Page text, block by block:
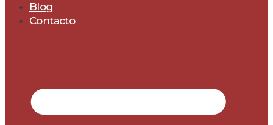
Blog
Contacto